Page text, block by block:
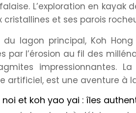
L’exploration en
cristallines et ses parois
lagon principal, Koh
par l’érosion au fil des
impressionnantes.
artificiel, est une aventure à
noi et koh yao yai : îles